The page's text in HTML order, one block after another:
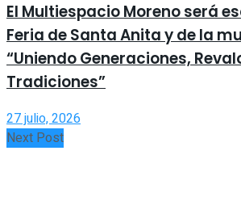
El Multiespacio Moreno será
Feria de Santa Anita y de la
“Uniendo Generaciones,
Tradiciones”
27 julio, 2026
Next Post